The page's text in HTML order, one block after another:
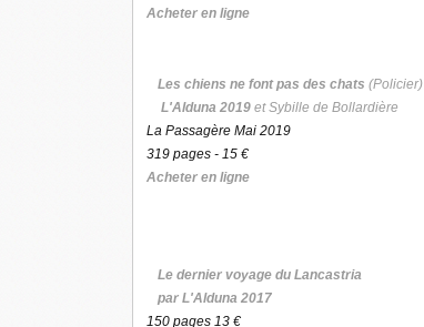
Acheter en ligne
Les chiens ne font pas des chats (Policier)
L'Alduna 2019 et Sybille de Bollardière
La Passagère Mai 2019
319 pages - 15 €
Acheter en ligne
Le dernier voyage du Lancastria
par L'Alduna 2017
150 pages 13 €